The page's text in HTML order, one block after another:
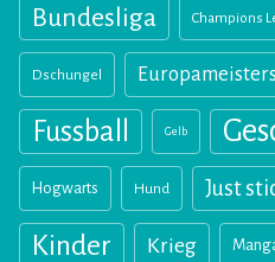
Bundesliga Champions
Dschungel
Fussball Gelb
Hogwarts Hund Just
Kinder Krieg